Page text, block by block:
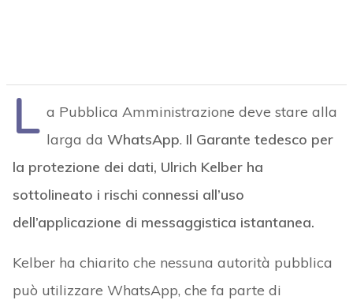
L a Pubblica Amministrazione deve stare alla
larga da WhatsApp. Il Garante tedesco per
la protezione dei dati, Ulrich Kelber ha
sottolineato i rischi connessi all’uso
dell’applicazione di messaggistica istantanea.
Kelber ha chiarito che nessuna autorità pubblica
può utilizzare WhatsApp, che fa parte di